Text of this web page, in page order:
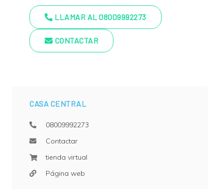
LLAMAR AL 08009992273
CONTACTAR
CASA CENTRAL
08009992273
Contactar
tienda virtual
Página web